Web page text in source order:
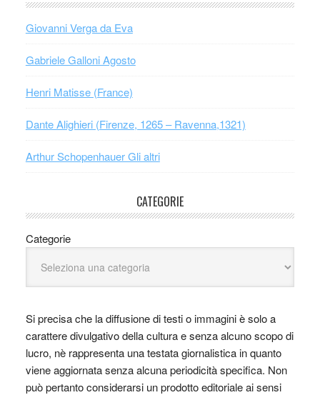
Giovanni Verga da Eva
Gabriele Galloni Agosto
Henri Matisse (France)
Dante Alighieri (Firenze, 1265 – Ravenna,1321)
Arthur Schopenhauer Gli altri
CATEGORIE
Categorie
Si precisa che la diffusione di testi o immagini è solo a
carattere divulgativo della cultura e senza alcuno scopo di
lucro, nè rappresenta una testata giornalistica in quanto
viene aggiornata senza alcuna periodicità specifica. Non
può pertanto considerarsi un prodotto editoriale ai sensi